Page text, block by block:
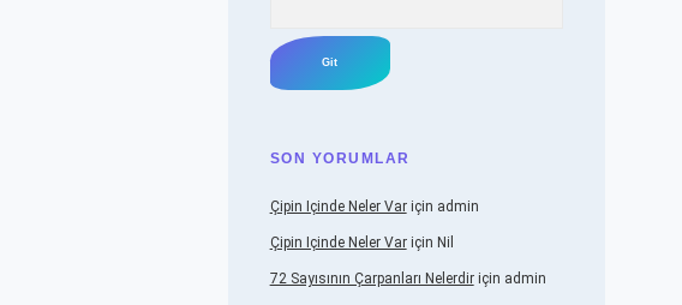
SON YORUMLAR
Çipin Içinde Neler Variçin admin
Çipin Içinde Neler Variçin Nil
72 Sayısının Çarpanları Nelerdiriçin admin